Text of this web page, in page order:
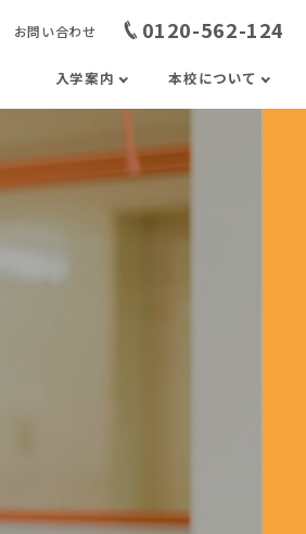
お問い合わせ 0120-562-124
入学案内 本校について